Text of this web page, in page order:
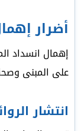
أضرار
إهمال انسداد
على المبنى
انتشار